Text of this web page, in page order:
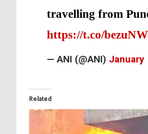
travelling from
https://t.co/
— ANI (@ANI) January
Related